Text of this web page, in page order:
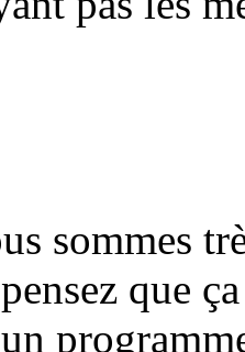
sommes
que